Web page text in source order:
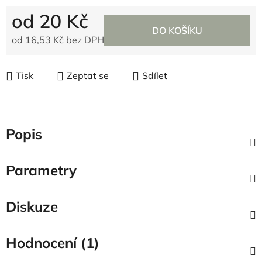
od 20 Kč
od 16,53 Kč bez DPH
DO KOŠÍKU
Tisk Zeptat se Sdílet
Popis
Parametry
Diskuze
Hodnocení (1)